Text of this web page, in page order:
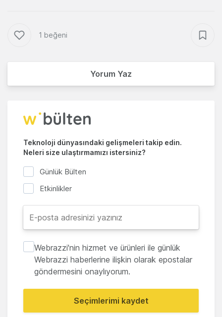
1 beğeni
Yorum Yaz
Teknoloji dünyasındaki gelişmeleri takip edin.
Neleri size ulaştırmamızı istersiniz?
Günlük Bülten
Etkinlikler
Webrazzi'nin hizmet ve ürünleri ile günlük
Webrazzi haberlerine ilişkin olarak epostalar
göndermesini onaylıyorum.
Seçimlerimi kaydet